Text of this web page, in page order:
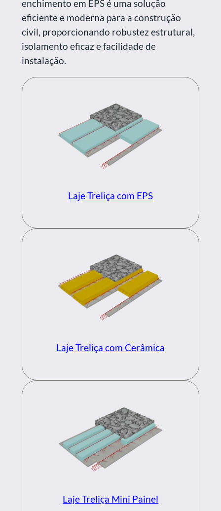
enchimento em EPS é uma solução
eficiente e moderna para a construção
civil, proporcionando robustez estrutural,
isolamento eficaz e facilidade de
instalação.
Laje Treliça com EPS
Laje Treliça com Cerâmica
Laje Treliça Mini Painel